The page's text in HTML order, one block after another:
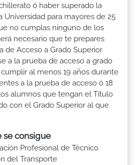
ó haber superado la
Universidad para mayores de 25
no cumplas ninguno de los
necesario que te prepares
de Acceso a Grado Superior.
a la prueba de acceso a grado
al menos 19 años durante
a la prueba de acceso ó 18
alumnos que tengan el Título
con el Grado Superior al que
se consigue
Profesional de Técnico
del Transporte